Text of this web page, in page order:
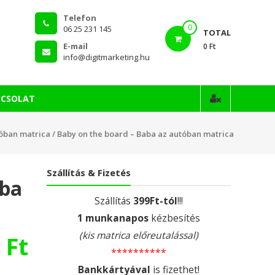
0 TOTAL
0 Ft
Telefon
06 25 231 145
E-mail
info@digitmarketing.hu
matrica / Baby on the board – Baba az autóban matrica
Ft
Szállítás & Fizetés
Szállítás 399Ft-tól!!!
1 munkanapos kézbesítés
(kis matrica előreutalással)
**********
Bankkártyával is fizethet!